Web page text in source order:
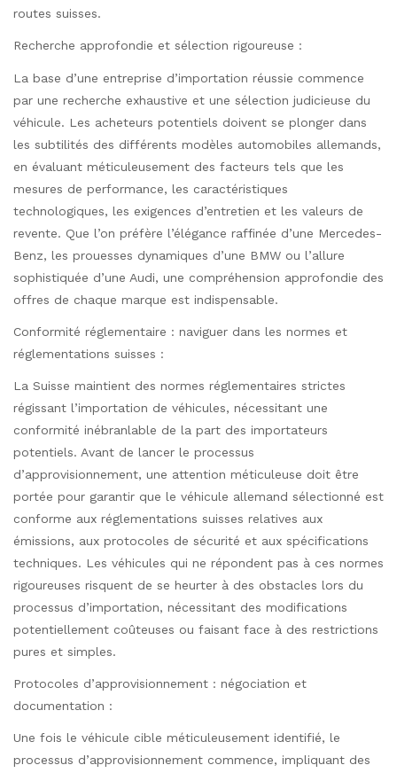
routes suisses.
Recherche approfondie et sélection rigoureuse :
La base d’une entreprise d’importation réussie commence
par une recherche exhaustive et une sélection judicieuse du
véhicule. Les acheteurs potentiels doivent se plonger dans
les subtilités des différents modèles automobiles allemands,
en évaluant méticuleusement des facteurs tels que les
mesures de performance, les caractéristiques
technologiques, les exigences d’entretien et les valeurs de
revente. Que l’on préfère l’élégance raffinée d’une Mercedes-
Benz, les prouesses dynamiques d’une BMW ou l’allure
sophistiquée d’une Audi, une compréhension approfondie des
offres de chaque marque est indispensable.
Conformité réglementaire : naviguer dans les normes et
réglementations suisses :
La Suisse maintient des normes réglementaires strictes
régissant l’importation de véhicules, nécessitant une
conformité inébranlable de la part des importateurs
potentiels. Avant de lancer le processus
d’approvisionnement, une attention méticuleuse doit être
portée pour garantir que le véhicule allemand sélectionné est
conforme aux réglementations suisses relatives aux
émissions, aux protocoles de sécurité et aux spécifications
techniques. Les véhicules qui ne répondent pas à ces normes
rigoureuses risquent de se heurter à des obstacles lors du
processus d’importation, nécessitant des modifications
potentiellement coûteuses ou faisant face à des restrictions
pures et simples.
Protocoles d’approvisionnement : négociation et
documentation :
Une fois le véhicule cible méticuleusement identifié, le
processus d’approvisionnement commence, impliquant des